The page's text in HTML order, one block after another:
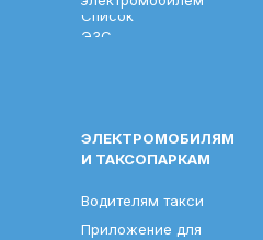
Список
ЭЗС
Приложение для
Водителям такси
ЭЛЕКТРОМОБИЛЯМ
И ТАКСОПАРКАМ